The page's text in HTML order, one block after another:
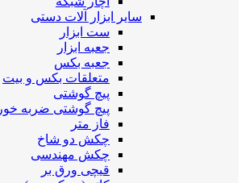
سایر ابزار آلات دستی
ست ابزار
جعبه ابزار
جعبه بکس
متعلقات بکس و بیت
پیچ گوشتی
پیچ گوشتی ضربه خور
فاز متر
چکش دو شاخ
چکش مهندسی
قیچی ورق بر